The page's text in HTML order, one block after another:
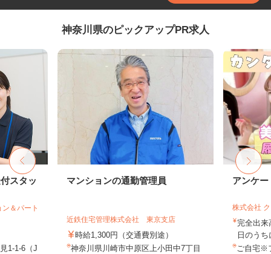
神奈川県のピックアップPR求人
スタッ
＆パート
1-1-6（J
マンションの通勤管理員
近鉄住宅管理株式会社 東京支店
時給1,300円（交通費別途）
神奈川県川崎市中原区上小田中7丁目
アンケ
株式会社
完全出
日のう
ご自宅※